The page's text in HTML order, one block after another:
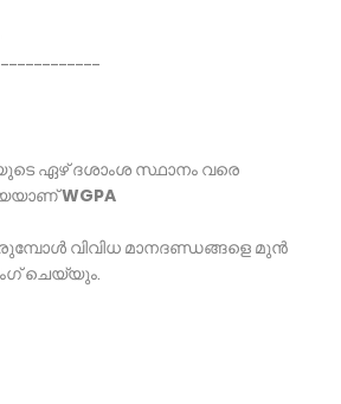
ഏഴ് ദശാംശ സ്ഥാനം വരെ
WGPA
വിവിധ മാനദണ്ഡങ്ങളെ മുൻ
ചെയ്യും.